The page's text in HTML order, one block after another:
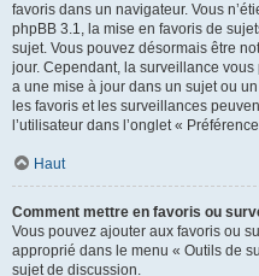
favoris dans un navigateur. Vous
phpBB 3.1, la mise en favoris de
sujet. Vous pouvez désormais être
jour. Cependant, la surveillance vous
a une mise à jour dans un sujet ou
les favoris et les surveillances
l’utilisateur dans l’onglet «
Haut
Comment mettre en favoris ou
Vous pouvez ajouter aux favoris ou
approprié dans le menu « Outils de
sujet de discussion.